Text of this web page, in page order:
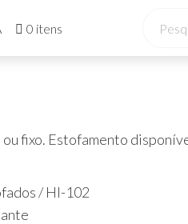
0 itens
fixo. Estofamento
/ HI-102